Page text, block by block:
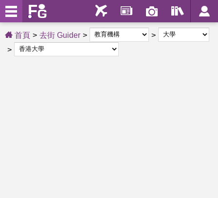
首頁 去街 Guider